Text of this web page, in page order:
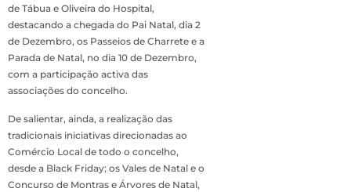
de Tábua e Oliveira do Hospital,
destacando a chegada do Pai Natal, dia 2
de Dezembro, os Passeios de Charrete e a
Parada de Natal, no dia 10 de Dezembro,
com a participação activa das
associações do concelho.
De salientar, ainda, a realização das
tradicionais iniciativas direcionadas ao
Comércio Local de todo o concelho,
desde a Black Friday; os Vales de Natal e o
Concurso de Montras e Árvores de Natal,